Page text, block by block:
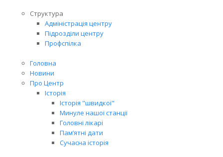
Структура
Адміністрація центру
Підрозділи центру
Профспілка
Головна
Новини
Про Центр
Історія
Історія "швидкої"
Минуле нашої станції
Головні лікарі
Пам’ятні дати
Сучасна історія